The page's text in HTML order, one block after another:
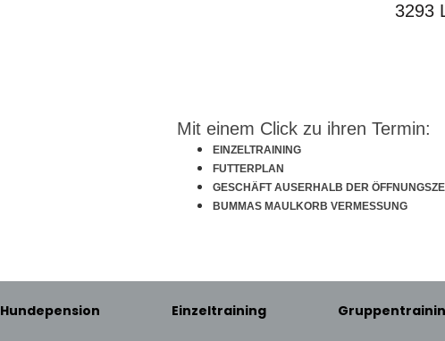
3293
Mit einem Click zu ihren Termin:
EINZELTRAINING
FUTTERPLAN
GESCHÄFT AUSERHALB DER
BUMMAS MAULKORB VERMESSUNG
Hundepension Einzeltraining